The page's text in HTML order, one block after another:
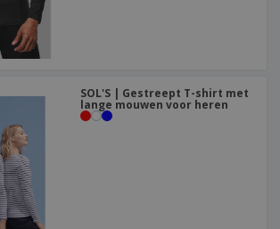
SOL'S | Gestreept T-shirt met
lange mouwen voor heren